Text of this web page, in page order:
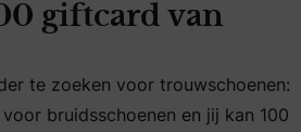
giftcard van
te zoeken voor trouwschoenen:
te zoeken voor trouwschoenen:
bruidsschoenen en jij kan 100